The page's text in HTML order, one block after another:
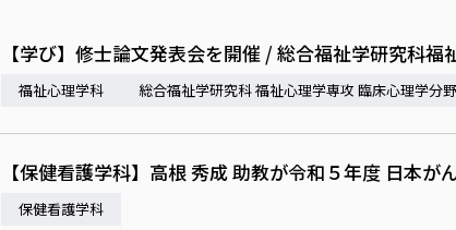
【学び】修士論文発表会を開催 / 総合福祉学研究科
福祉心理学科 総合福祉学研究科 福祉心理学専攻 臨床心理学分野
【保健看護学科】高根 秀成 助教が令和５年度 日本が
保健看護学科